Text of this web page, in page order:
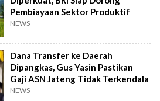
Pembiayaan Sektor Produktif
NEWS
Dana Transfer ke Daerah
Dipangkas, Gus Yasin Pastikan
Gaji ASN Jateng Tidak Terkendala
NEWS